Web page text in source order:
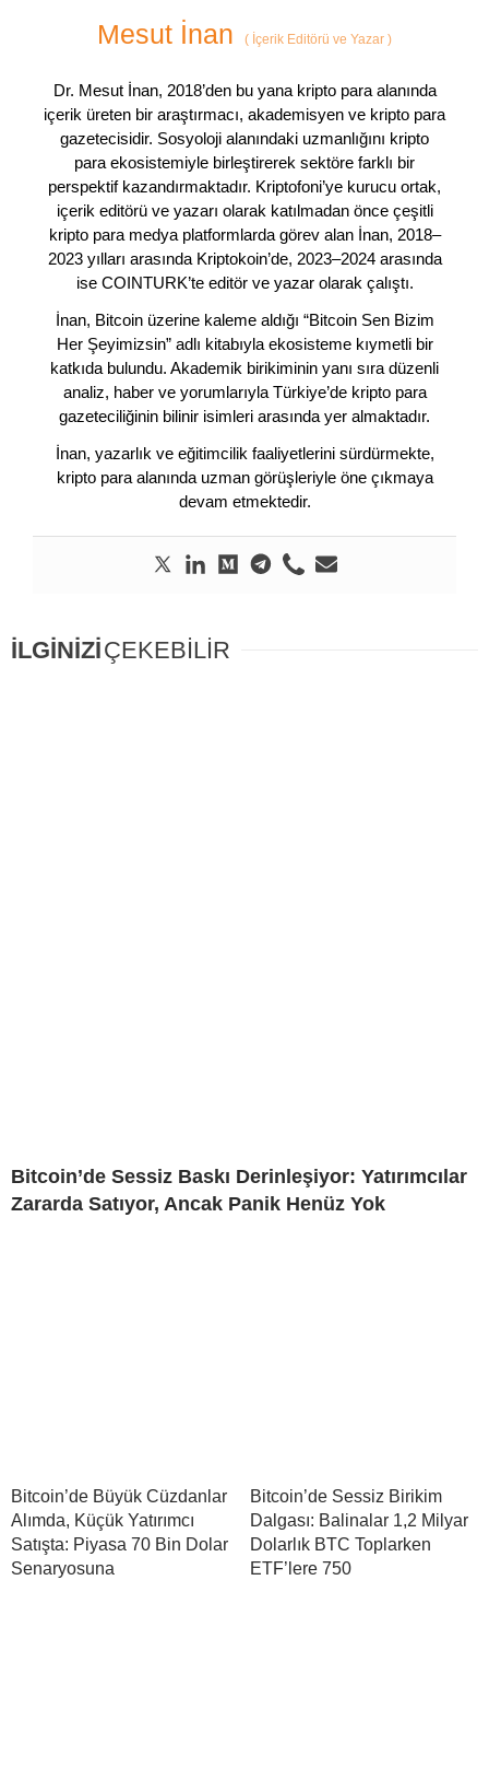
Mesut İnan ( İçerik Editörü ve Yazar )
Dr. Mesut İnan, 2018’den bu yana kripto para alanında
içerik üreten bir araştırmacı, akademisyen ve kripto para
gazetecisidir. Sosyoloji alanındaki uzmanlığını kripto
para ekosistemiyle birleştirerek sektöre farklı bir
perspektif kazandırmaktadır. Kriptofoni’ye kurucu ortak,
içerik editörü ve yazarı olarak katılmadan önce çeşitli
kripto para medya platformlarda görev alan İnan, 2018–
2023 yılları arasında Kriptokoin’de, 2023–2024 arasında
ise COINTURK’te editör ve yazar olarak çalıştı.
İnan, Bitcoin üzerine kaleme aldığı “Bitcoin Sen Bizim
Her Şeyimizsin” adlı kitabıyla ekosisteme kıymetli bir
katkıda bulundu. Akademik birikiminin yanı sıra düzenli
analiz, haber ve yorumlarıyla Türkiye’de kripto para
gazeteciliğinin bilinir isimleri arasında yer almaktadır.
İnan, yazarlık ve eğitimcilik faaliyetlerini sürdürmekte,
kripto para alanında uzman görüşleriyle öne çıkmaya
devam etmektedir.
İLGİNİZİÇEKEBİLİR
Bitcoin’de Sessiz Baskı Derinleşiyor: Yatırımcılar
Zararda Satıyor, Ancak Panik Henüz Yok
Bitcoin’de Büyük Cüzdanlar
Alımda, Küçük Yatırımcı
Satışta: Piyasa 70 Bin Dolar
Senaryosuna
Bitcoin’de Sessiz Birikim
Dalgası: Balinalar 1,2 Milyar
Dolarlık BTC Toplarken
ETF’lere 750